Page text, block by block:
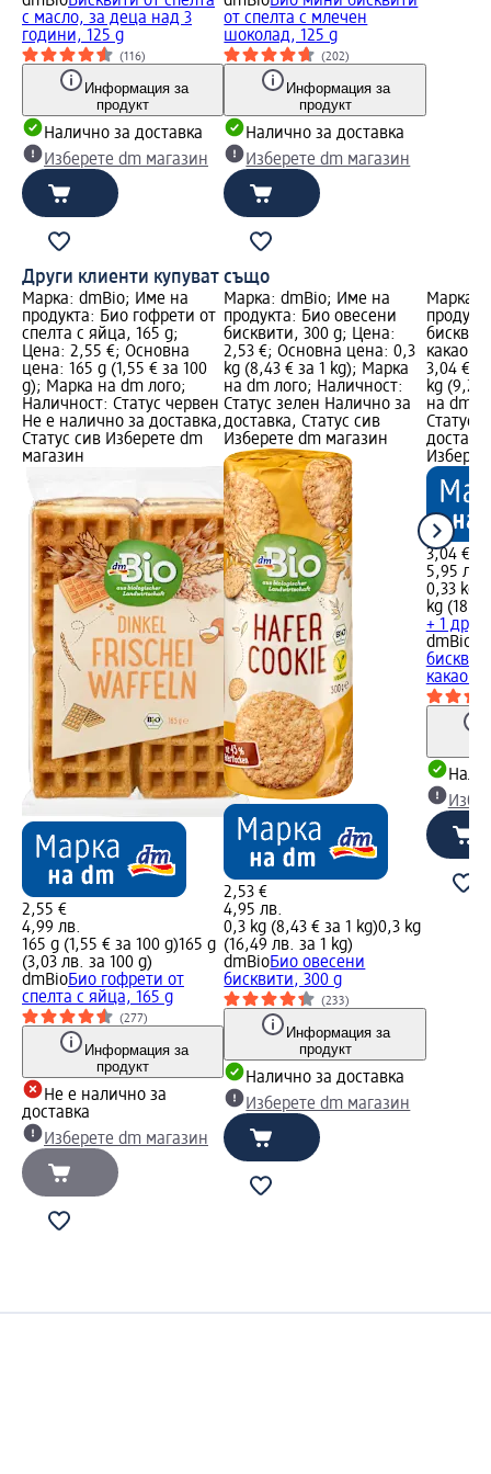
с масло, за деца над 3
години, 125 g
(116)
Информация за
продукт
Налично за доставка
Изберете dm магазин
от спелта с млечен
шоколад, 125 g
(202)
Информация за
продукт
Налично за доставка
Изберете dm магазин
Други клиенти купуват също
Марка: dmBio; Име на
продукта: Био гофрети от
спелта с яйца, 165 g;
Цена: 2,55 €; Основна
цена: 165 g (1,55 € за 100
g); Марка на dm лого;
Наличност: Статус червен
Не е налично за доставка,
Статус сив Изберете dm
магазин
2,55 €
4,99 лв.
165 g (1,55 € за 100 g)165 g
(3,03 лв. за 100 g)
dmBioБио гофрети от
спелта с яйца, 165 g
(277)
Информация за
продукт
Не е налично за
доставка
Изберете dm магазин
Марка: dmBio; Име на
продукта: Био овесени
бисквити, 300 g; Цена:
2,53 €; Основна цена: 0,3
kg (8,43 € за 1 kg); Марка
на dm лого; Наличност:
Статус зелен Налично за
доставка, Статус сив
Изберете dm магазин
2,53 €
4,95 лв.
0,3 kg (8,43 € за 1 kg)0,3 kg
(16,49 лв. за 1 kg)
dmBioБио овесени
бисквити, 300 g
(233)
Информация за
продукт
Налично за доставка
Изберете dm магазин
Марка:
какаов
3,04 €;
kg (9,21
на dm
Статус
3,04 €
5,95 лв.
0,33 kg
kg
+ 1 друг
dmBio
какаов